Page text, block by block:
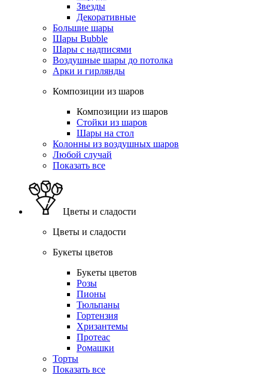
Звезды
Декоративные
Большие шары
Шары Bubble
Шары с надписями
Воздушные шары до потолка
Арки и гирлянды
Композиции из шаров
Композиции из шаров
Стойки из шаров
Шары на стол
Колонны из воздушных шаров
Любой случай
Показать все
Цветы и сладости
Цветы и сладости
Букеты цветов
Букеты цветов
Розы
Пионы
Тюльпаны
Гортензия
Хризантемы
Протеас
Ромашки
Торты
Показать все